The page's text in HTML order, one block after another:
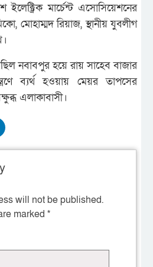
ইলেক্ট্রিক মার্চেন্ট এসোসিয়েশনের
মোহাম্মদ রিয়াজ, স্থানীয় যুবলীগ
নবাবপুর হয়ে রায় সাহেব বাজার
ব্যর্থ হওয়ায় মেয়র তাপসের
এলাকাবাসী।
will not be published.
marked *